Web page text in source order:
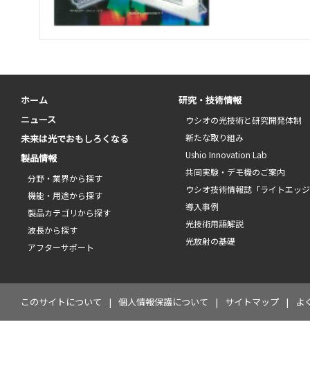
ホーム
ニュース
未来は光でおもしろくなる
製品情報
分野・業界から探す
機能・用途から探す
製品カテゴリから探す
波長から探す
アフターサポート
研究・技術情報
ウシオの光技術と研究開発体制
新たな取り組み
Ushio Innovation Lab
共同実験・デモ機のご案内
ウシオ技術情報誌「ライトエッ
導入事例
光技術用語解説
光放射の基礎
このサイトについて 個人情報保護について サイトマップ よ